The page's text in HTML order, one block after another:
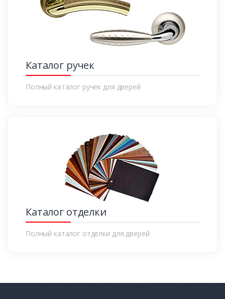
Каталог ручек
Полный каталог ручек для дверей
Каталог отделки
Полный каталог отделки для дверей